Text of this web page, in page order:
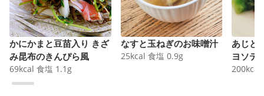
かにかまと豆苗入り きざ
み昆布のきんぴら風
69kcal 食塩 1.1 g
なすと玉ねぎのお味噌汁
25kcal 食塩 0.9g
あじと
ヨソテ
200kcal